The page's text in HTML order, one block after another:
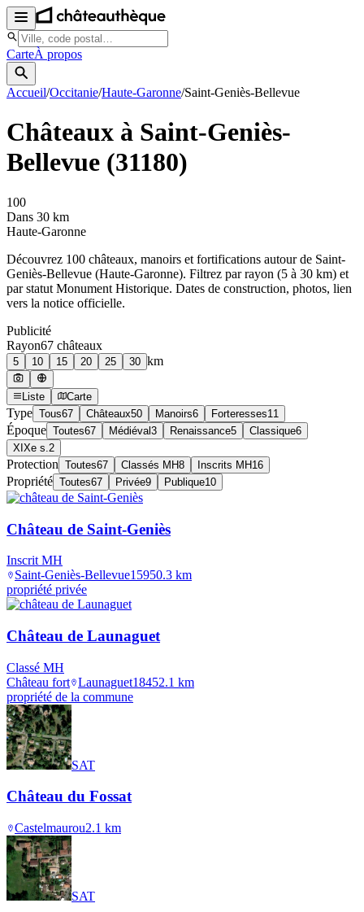
CarteÀ propos
Accueil/Occitanie/Haute-Garonne/Saint-Geniès-Bellevue
Châteaux à Saint-Geniès-
Bellevue (31180)
100
Dans 30 km
Haute-Garonne
Découvrez 100 châteaux, manoirs et fortifications autour de Saint-
Geniès-Bellevue (Haute-Garonne). Filtrez par rayon (5 à 30 km) et
par statut Monument Historique. Dates de construction, photos, lien
vers la notice officielle.
Publicité
Rayon67 châteaux
5 10 15 20 25 30 km
Liste Carte
Type Tous67 Châteaux50 Manoirs6 Forteresses11
Époque Toutes67 Médiéval 3 Renaissance5 Classique6
XIXe s. 2
Protection Toutes67 Classés MH8 Inscrits MH16
Propriété Toutes67 Privée9 Publique10
Château de Saint-Geniès
Inscrit MH
Saint-Geniès-Bellevue15950.3 km
propriété privée
Château de Launaguet
Classé MH
Château fort Launaguet18452.1 km
propriété de la commune
SAT
Château du Fossat
Castelmaurou2.1 km
SAT